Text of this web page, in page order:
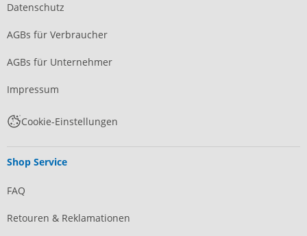
Datenschutz
AGBs für Verbraucher
AGBs für Unternehmer
Impressum
Cookie-Einstellungen
Shop Service
FAQ
Retouren & Reklamationen